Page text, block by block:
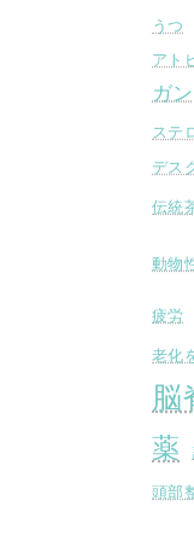
うつ
アト
ガン
ステ
デス
伝統
動物
疲労
老化
脳
薬
頭部